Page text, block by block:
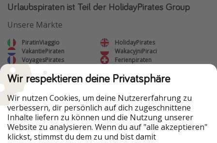
Urlaubspiraten ist Teil der HolidayPirates Group
Unsere Märkte
PiratinViaggio
HolidayPirates
VakantiePiraten
WakacyjniPiraci
VoyagesPirates
Ferienpiraten
Urlaubspiraten
TravelPirates
Unsere Gruppe
HolidayPirates Group
Lerne uns kennen Rechtliches
Wir respektieren deine Privatsphäre
Wir nutzen Cookies, um deine Nutzererfahrung zu
verbessern, dir persönlich auf dich zugeschnittene
Inhalte liefern zu können und die Nutzung unserer
Website zu analysieren. Wenn du auf "alle akzeptieren"
klickst, stimmst du dem zu und bist damit